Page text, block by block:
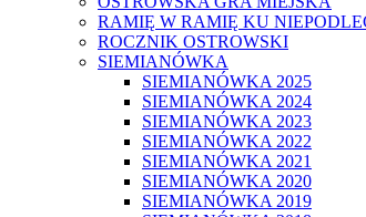
RAMIĘ W RAMIĘ KU
ROCZNIK OSTROWSKI
SIEMIANÓWKA
SIEMIANÓWKA 2025
SIEMIANÓWKA 2024
SIEMIANÓWKA 2023
SIEMIANÓWKA 2022
SIEMIANÓWKA 2021
SIEMIANÓWKA 2020
SIEMIANÓWKA 2019